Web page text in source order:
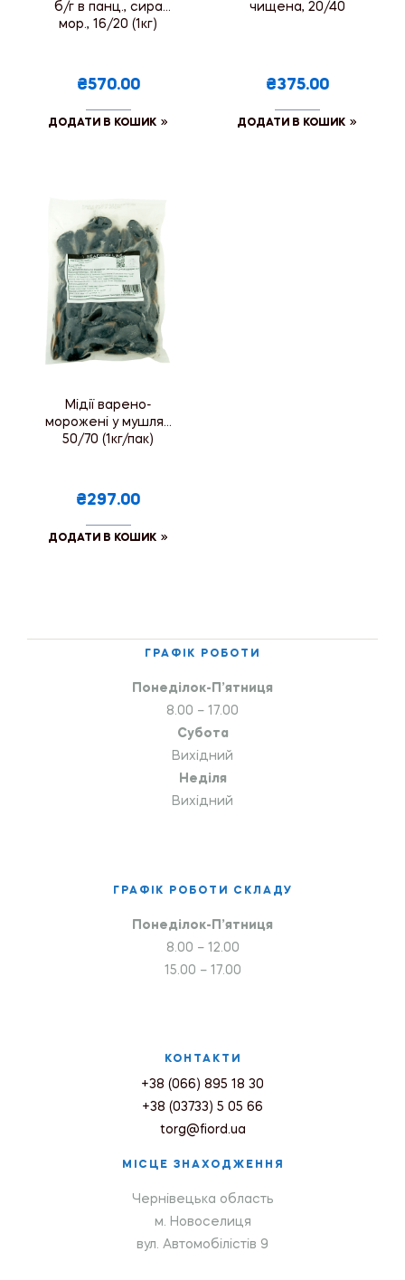
б/г в панц., сира
мор., 16/20 (1кг)
₴570.00
ДОДАТИ В КОШИК
чищена, 20/40
₴375.00
ДОДАТИ В КОШИК
Мідії варено-
морожені у мушлях
50/70 (1кг/пак)
₴297.00
ДОДАТИ В КОШИК
ГРАФІК РОБОТИ
Понеділок-П’ятниця
8.00 – 17.00
Субота
Вихідний
Неділя
Вихідний
ГРАФІК РОБОТИ СКЛАДУ
Понеділок-П’ятниця
8.00 – 12.00
15.00 – 17.00
КОНТАКТИ
+38 (066) 895 18 30
+38 (03733) 5 05 66
torg@fiord.ua
МІСЦЕ ЗНАХОДЖЕННЯ
Чернівецька область
м. Новоселиця
вул. Автомобілістів 9